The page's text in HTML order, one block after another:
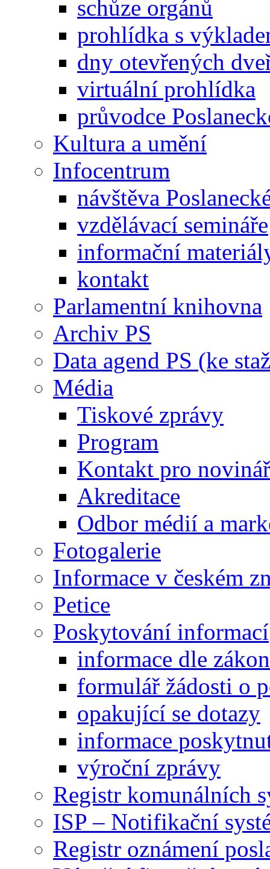
schůze orgánů
prohlídka s
dny otevřených
virtuální prohlídka
průvodce
Kultura a umění
Infocentrum
návštěva
vzdělávací semináře
informační
kontakt
Parlamentní knihovna
Archiv PS
Data agend PS (ke
Média
Tiskové zprávy
Program
Kontakt pro
Akreditace
Odbor médií a
Fotogalerie
Informace v českém
Petice
Poskytování informací
informace dle
formulář žádosti o
opakující se dotazy
informace
výroční zprávy
Registr komunálních
ISP – Notifikační
Registr oznámení